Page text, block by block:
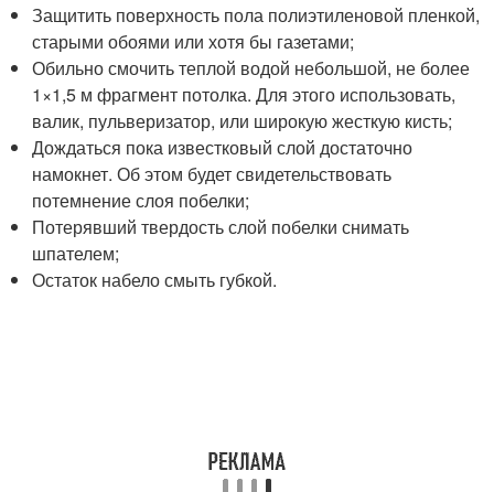
Защитить поверхность пола полиэтиленовой пленкой,
старыми обоями или хотя бы газетами;
Обильно смочить теплой водой небольшой, не более
1×1,5 м фрагмент потолка. Для этого использовать,
валик, пульверизатор, или широкую жесткую кисть;
Дождаться пока известковый слой достаточно
намокнет. Об этом будет свидетельствовать
потемнение слоя побелки;
Потерявший твердость слой побелки снимать
шпателем;
Остаток набело смыть губкой.